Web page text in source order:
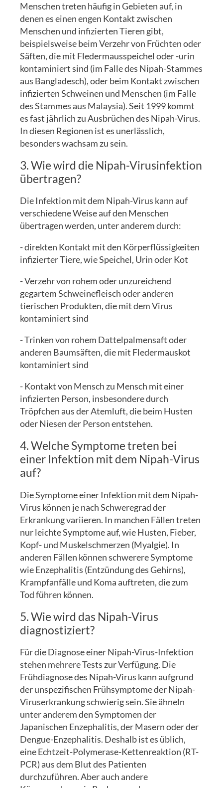
Menschen treten häufig in Gebieten auf, in
denen es einen engen Kontakt zwischen
Menschen und infizierten Tieren gibt,
beispielsweise beim Verzehr von Früchten oder
Säften, die mit Fledermausspeichel oder -urin
kontaminiert sind (im Falle des Nipah-Stammes
aus Bangladesch), oder beim Kontakt zwischen
infizierten Schweinen und Menschen (im Falle
des Stammes aus Malaysia). Seit 1999 kommt
es fast jährlich zu Ausbrüchen des Nipah-Virus.
In diesen Regionen ist es unerlässlich,
besonders wachsam zu sein.
3. Wie wird die Nipah-Virusinfektion
übertragen?
Die Infektion mit dem Nipah-Virus kann auf
verschiedene Weise auf den Menschen
übertragen werden, unter anderem durch:
- direkten Kontakt mit den Körperflüssigkeiten
infizierter Tiere, wie Speichel, Urin oder Kot
- Verzehr von rohem oder unzureichend
gegartem Schweinefleisch oder anderen
tierischen Produkten, die mit dem Virus
kontaminiert sind
- Trinken von rohem Dattelpalmensaft oder
anderen Baumsäften, die mit Fledermauskot
kontaminiert sind
- Kontakt von Mensch zu Mensch mit einer
infizierten Person, insbesondere durch
Tröpfchen aus der Atemluft, die beim Husten
oder Niesen der Person entstehen.
4. Welche Symptome treten bei
einer Infektion mit dem Nipah-Virus
auf?
Die Symptome einer Infektion mit dem Nipah-
Virus können je nach Schweregrad der
Erkrankung variieren. In manchen Fällen treten
nur leichte Symptome auf, wie Husten, Fieber,
Kopf- und Muskelschmerzen (Myalgie). In
anderen Fällen können schwerere Symptome
wie Enzephalitis (Entzündung des Gehirns),
Krampfanfälle und Koma auftreten, die zum
Tod führen können.
5. Wie wird das Nipah-Virus
diagnostiziert?
Für die Diagnose einer Nipah-Virus-Infektion
stehen mehrere Tests zur Verfügung. Die
Frühdiagnose des Nipah-Virus kann aufgrund
der unspezifischen Frühsymptome der Nipah-
Viruserkrankung schwierig sein. Sie ähneln
unter anderem den Symptomen der
Japanischen Enzephalitis, der Masern oder der
Dengue-Enzephalitis. Deshalb ist es üblich,
eine Echtzeit-Polymerase-Kettenreaktion (RT-
PCR) aus dem Blut des Patienten
durchzuführen. Aber auch andere